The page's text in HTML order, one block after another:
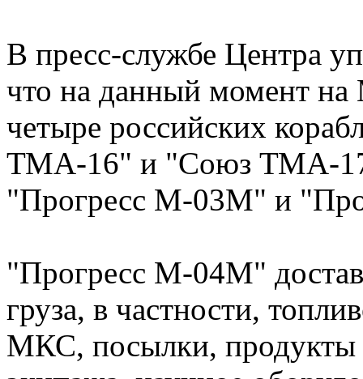
В пресс-службе Центра
что на данный момент на
четыре российских
ТМА-16" и "Союз ТМА-
"Прогресс М-03М" и
"Прогресс М-04М"
груза, в частности,
МКС, посылки, продукты